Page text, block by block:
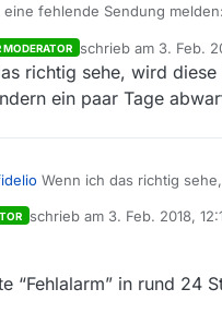
eine fehlende Sendung melden:
MODERATOR schrieb am 3. Feb.
zuletzt editiert von
richtig sehe, wird
ein paar Tage
Wenn ich das richtig
schrieb am 3. Feb. 2018,
zuletzt editiert von
“Fehlalarm” in rund 24